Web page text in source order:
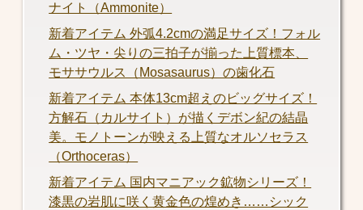
ナイト（Ammonite）
新着アイテム 外弧4.2cmの満足サイズ！フォル
ム・ツヤ・尖りの三拍子が揃った上質標本、
モササウルス（Mosasaurus）の歯化石
新着アイテム 本体13cm超えのビッグサイズ！
方解石（カルサイト）が描くデボン紀の結晶
美。モノトーンが映える上質なオルソセラス
（Orthoceras）
新着アイテム 国内マニアック鉱物シリーズ！
漆黒の岩肌に咲く黄金色の煌めき……シック